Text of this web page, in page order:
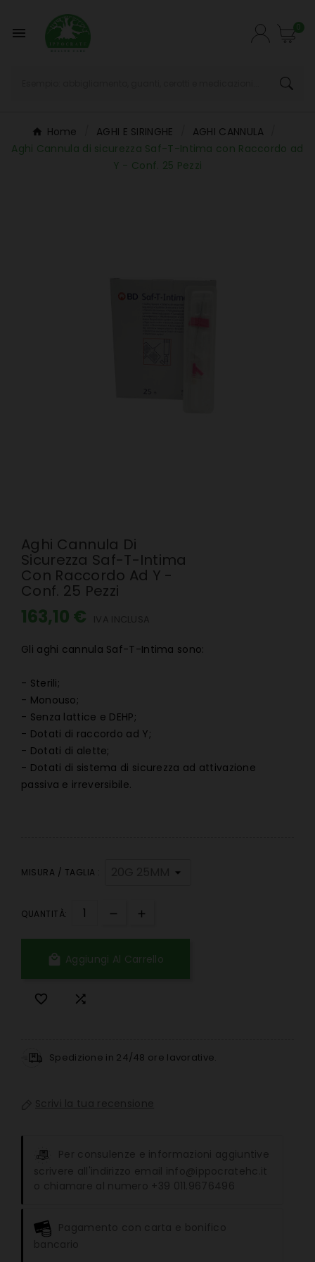
 0
Home AGHI E SIRINGHE
AGHI CANNULA
Aghi Cannula di sicurezza Saf-T-Intima con Raccordo ad
Y - Conf. 25 Pezzi
Aghi Cannula Di
Sicurezza Saf-T-Intima
Con Raccordo Ad Y -
Conf. 25 Pezzi
163,10 €
Gli aghi cannula Saf-T-Intima sono:
- Sterili;
- Monouso;
- Senza lattice e DEHP;
- Dotati di raccordo ad Y;
- Dotati di alette;
- Dotati di sistema di sicurezza ad attivazione
passiva e irreversibile.
MISURA / TAGLIA :
QUANTITÀ:
 Aggiungi Al Carrello
 
Spedizione in 24/48 ore lavorative.